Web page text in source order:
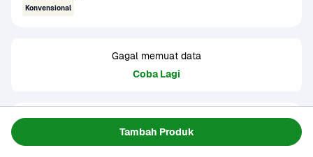
Tambah Produk
Konvensional
Gagal memuat data
Coba Lagi
Informasi Produk
Biskuat Choco merupakan biskuit cokelat dengan rasa